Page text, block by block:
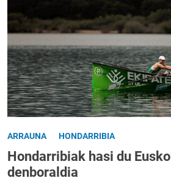
ARRAUNA HONDARRIBIA
Hondarribiak hasi du
denboraldia